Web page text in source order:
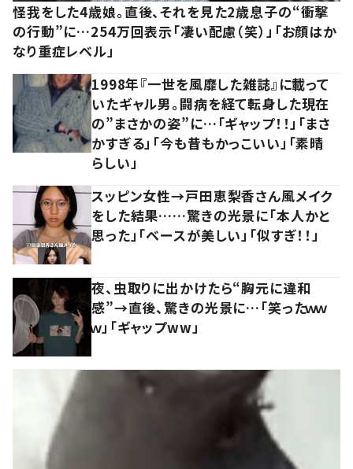
怪我をした4歳娘。直後、それを見た2歳息子の“衝撃
の行動”に…254万回表示「凄い配慮（笑）」「お顔はか
なり重症レベル」
1998年『一世を風靡した雑誌』に載って
いたギャル男。闘病を経て転身した現在
の”まさかの姿”に…「ギャップ！！」「まさ
かすぎる」「今も昔もかっこいい」「素晴
らしい」
スッピン女性→戸田恵梨香さん風メイク
をした結果……驚きの光景に「本人かと
思った」「ベースが美しい」「似すぎ！！」
夜、虫取りに出かけたら“胸元に違和
感”→直後、驚きの光景に…「笑ったｗｗ
ｗ」「ギャップww」